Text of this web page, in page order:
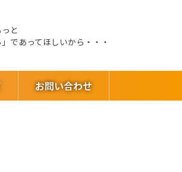
と
」であってほしいから・・・
お問い合わせ